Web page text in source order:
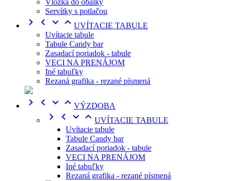
Vložka do obálky
Servítky s potlačou
    UVÍTACIE TABULE
Uvítacie tabule
Tabule Candy bar
Zasadací poriadok - tabule
VECI NA PRENÁJOM
Iné tabuľky
Rezaná grafika - rezané písmená
    VÝZDOBA
    UVÍTACIE TABULE
Uvítacie tabule
Tabule Candy bar
Zasadací poriadok - tabule
VECI NA PRENÁJOM
Iné tabuľky
Rezaná grafika - rezané písmená